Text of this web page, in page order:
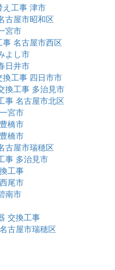
え工事 津市
古屋市昭和区
宮市
名古屋市西区
よし市
日井市
工事 四日市市
換工事 多治見市
事 名古屋市北区
宮市
橋市
橋市
古屋市瑞穂区
事 多治見市
工事
尾市
南市
交換工事
古屋市瑞穂区